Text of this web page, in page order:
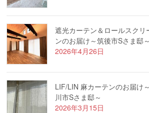
遮光カーテン＆ロールスクリ
ンのお届け～筑後市Sさま邸～
2026年4月26日
LIF/LIN 麻カーテンのお届け
川市Sさま邸～
2026年3月15日